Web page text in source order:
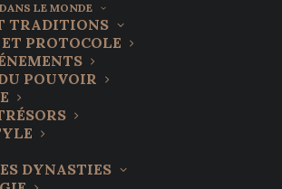
LE MONDE
TRADITIONS
PROTOCOLE
POUVOIR
DYNASTIES
l’impératrice
Levant